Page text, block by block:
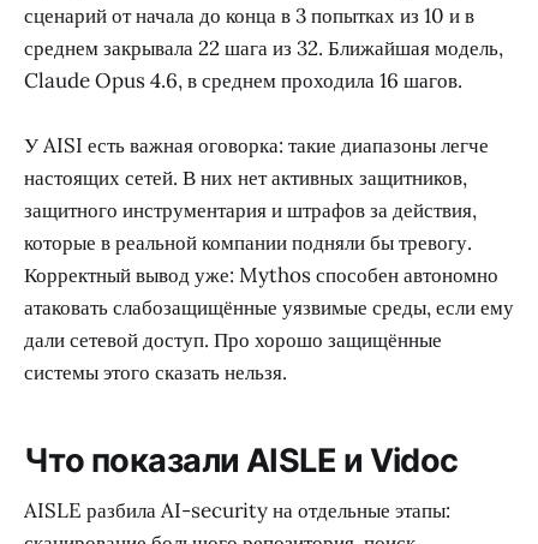
сценарий от начала до конца в 3 попытках из 10 и в
среднем закрывала 22 шага из 32. Ближайшая модель,
Claude Opus 4.6, в среднем проходила 16 шагов.
У AISI есть важная оговорка: такие диапазоны легче
настоящих сетей. В них нет активных защитников,
защитного инструментария и штрафов за действия,
которые в реальной компании подняли бы тревогу.
Корректный вывод уже: Mythos способен автономно
атаковать слабозащищённые уязвимые среды, если ему
дали сетевой доступ. Про хорошо защищённые
системы этого сказать нельзя.
Что показали AISLE и Vidoc
AISLE разбила AI-security на отдельные этапы: